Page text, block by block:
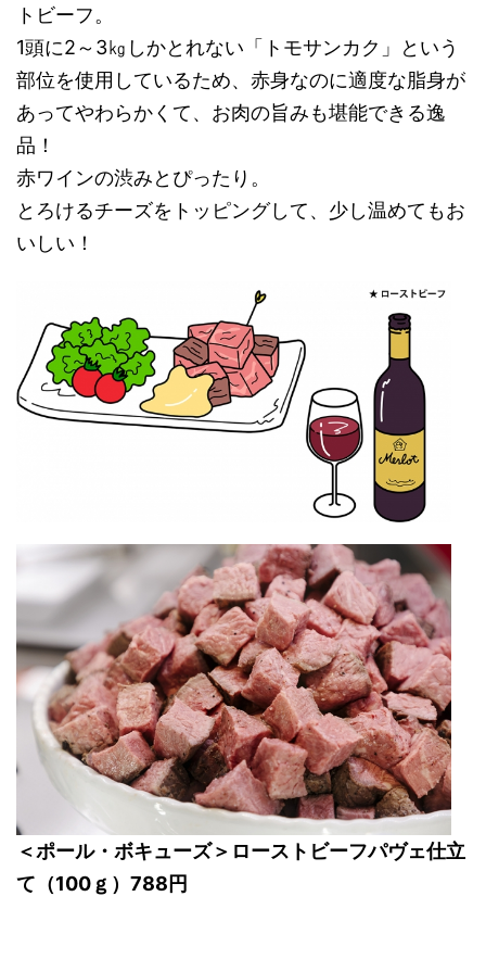
トビーフ。
1頭に2～3㎏しかとれない「トモサンカク」という
部位を使用しているため、赤身なのに適度な脂身が
あってやわらかくて、お肉の旨みも堪能できる逸
品！
赤ワインの渋みとぴったり。
とろけるチーズをトッピングして、少し温めてもお
いしい！
＜ポール・ボキューズ＞ローストビーフパヴェ仕立
て（100ｇ）788円